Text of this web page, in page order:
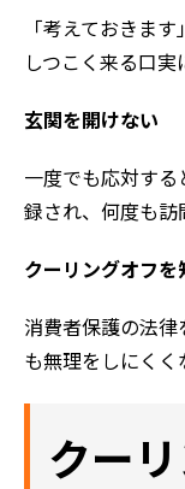
「考えておきま
しつこく来る口実
玄関を開けない
一度でも応対す
録され、何度も訪
クーリングオフを
消費者保護の法
も無理をしにくく
クー